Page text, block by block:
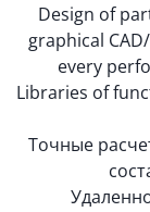
Design of
graphical
every
Libraries of
Точные